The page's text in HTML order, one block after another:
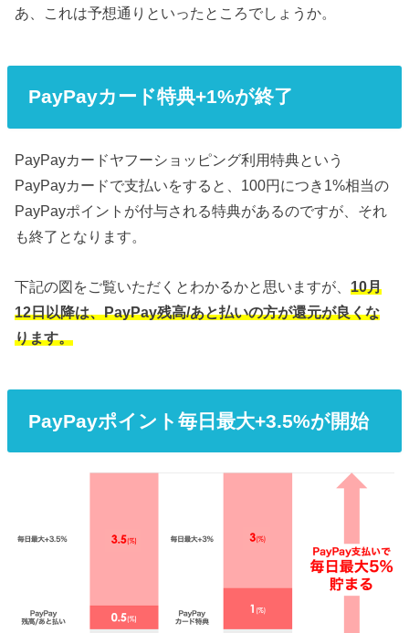
あ、これは予想通りといったところでしょうか。
PayPayカード特典+1%が終了
PayPayカードヤフーショッピング利用特典という
PayPayカードで支払いをすると、100円につき1%相当の
PayPayポイントが付与される特典があるのですが、それ
も終了となります。
下記の図をご覧いただくとわかるかと思いますが、10月
12日以降は、PayPay残高/あと払いの方が還元が良くな
ります。
PayPayポイント毎日最大+3.5%が開始